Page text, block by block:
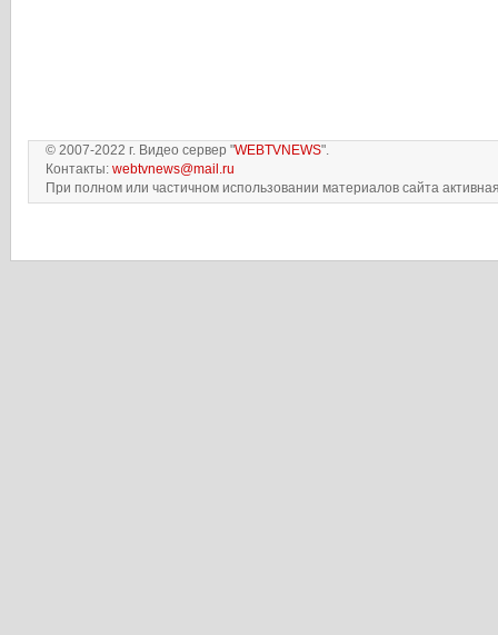
© 2007-2022 г. Видео сервер "WEBTVNEWS".
Контакты: webtvnews@mail.ru
При полном или частичном использовании материалов сайта